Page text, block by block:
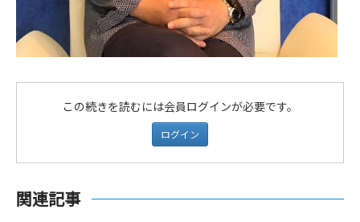
この続きを読むには会員ログインが必要です。
ログイン
関連記事